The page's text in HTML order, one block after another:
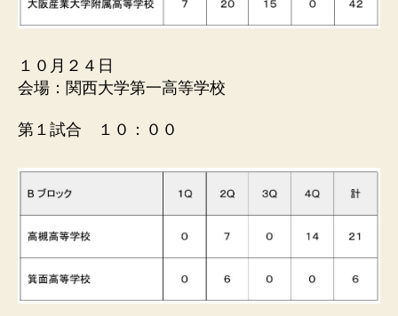
１０月２４日
会場：関西大学第一高等学校
第１試合 １０：００